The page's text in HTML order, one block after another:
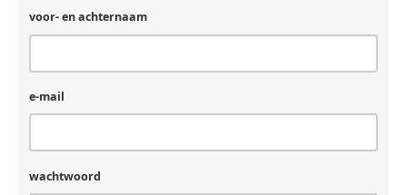
voor- en achternaam
e-mail
wachtwoord
achternaam
(laat
een
mens